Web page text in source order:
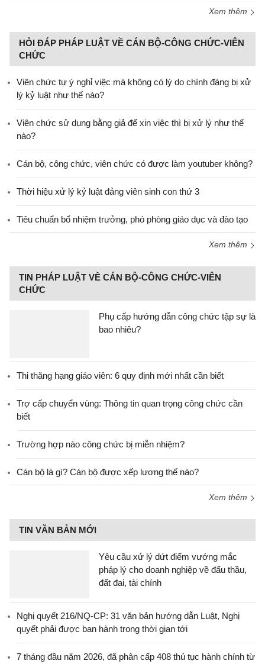
Xem thêm
HỎI ĐÁP PHÁP LUẬT VỀ CÁN BỘ-CÔNG CHỨC-VIÊN
CHỨC
Viên chức tự ý nghỉ việc mà không có lý do chính đáng bị xử
lý kỷ luật như thế nào?
Viên chức sử dụng bằng giả để xin việc thì bị xử lý như thế
nào?
Cán bộ, công chức, viên chức có được làm youtuber không?
Thời hiệu xử lý kỷ luật đảng viên sinh con thứ 3
Tiêu chuẩn bổ nhiệm trưởng, phó phòng giáo dục và đào tạo
Xem thêm
TIN PHÁP LUẬT VỀ CÁN BỘ-CÔNG CHỨC-VIÊN
CHỨC
Phụ cấp hướng dẫn công chức tập sự là
bao nhiêu?
Thi thăng hạng giáo viên: 6 quy định mới nhất cần biết
Trợ cấp chuyển vùng: Thông tin quan trọng công chức cần
biết
Trường hợp nào công chức bị miễn nhiệm?
Cán bộ là gì? Cán bộ được xếp lương thế nào?
Xem thêm
TIN VĂN BẢN MỚI
Yêu cầu xử lý dứt điểm vướng mắc
pháp lý cho doanh nghiệp về đấu thầu,
đất đai, tài chính
Nghị quyết 216/NQ-CP: 31 văn bản hướng dẫn Luật, Nghị
quyết phải được ban hành trong thời gian tới
7 tháng đầu năm 2026, đã phân cấp 408 thủ tục hành chính từ